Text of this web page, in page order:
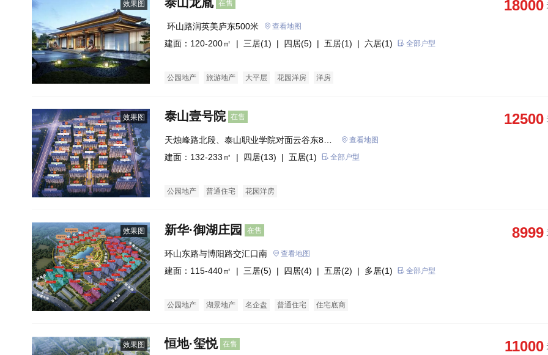
效果图 在售 18000
环山路润英美庐东500米 查看地图
建面：120-200㎡ | 三居(1) | 四居(5) | 五居(1) | 六居(1) 全部户型
公园地产 旅游地产 大平层 花园洋房 洋房
效果图 泰山壹号院 在售 12500
天烛峰路北段、泰山职业学院对面云谷东88
米
查看地图
建面：132-233㎡ | 四居(13) | 五居(1) 全部户型
公园地产 普通住宅 花园洋房
效果图 新华·御湖庄园 在售 8999
环山东路与博阳路交汇口南 查看地图
建面：115-440㎡ | 三居(5) | 四居(4) | 五居(2) | 多居(1) 全部户型
公园地产 湖景地产 名企盘 普通住宅 住宅底商
效果图 恒地·玺悦 在售 11000